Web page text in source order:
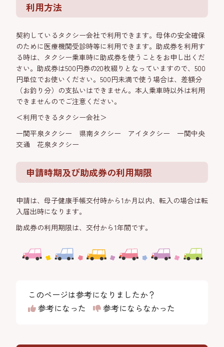
利用方法
契約しているタクシー会社で利用できます。母体の安全確保
のために医療機関受診時等に利用できます。助成券を利用す
る時は、タクシー乗車時に助成券を使うことをお申し出くだ
さい。助成券は500円券の20枚綴りとなっていますので、500
円単位でお使いください。500円未満で使う場合は、差額分
（お釣り分）の支払いはできません。本人乗車時以外は利用
できませんのでご注意ください。
＜利用できるタクシー会社＞
一関平泉タクシー 県南タクシー アイタクシー 一関中央
交通 花泉タクシー
申請時期及び助成券の利用期限
申請は、母子健康手帳交付時から1か月以内、転入の場合は転
入届出時になります。
助成券の利用期限は、交付から1年間です。
このページは参考になりましたか？
参考になった
参考にならなかった